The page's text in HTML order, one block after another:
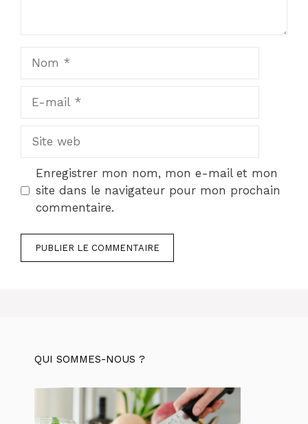
mail
web
Enregistrer mon nom, mon e-mail et mon
site dans le navigateur pour mon prochain
commentaire.
QUI SOMMES-NOUS ?